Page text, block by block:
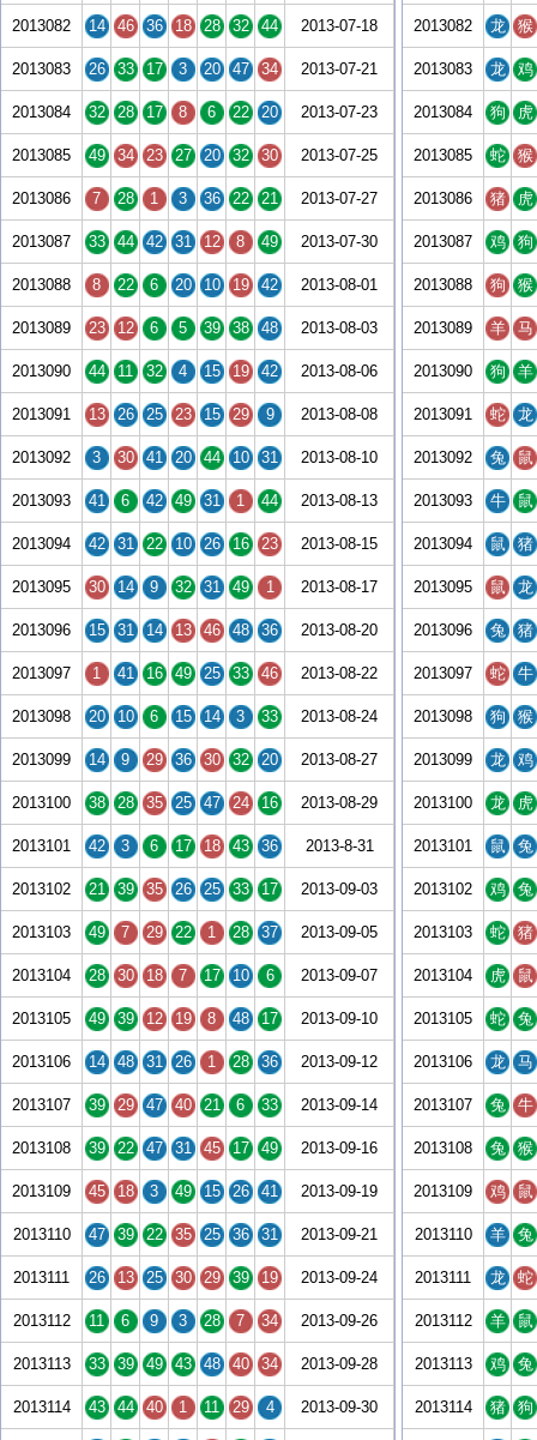
2013082 14 46 36 18 28 32 44 2013-07-18
2013083 26 33 17 3 20 47 34 2013-07-21
2013084 32 28 17 8 6 22 20 2013-07-23
2013085 49 34 23 27 20 32 30 2013-07-25
2013086 7 28 1 3 36 22 21 2013-07-27
2013087 33 44 42 31 12 8 49 2013-07-30
2013088 8 22 6 20 10 19 42 2013-08-01
2013089 23 12 6 5 39 38 48 2013-08-03
2013090 44 11 32 4 15 19 42 2013-08-06
2013091 13 26 25 23 15 29 9 2013-08-08
2013092 3 30 41 20 44 10 31 2013-08-10
2013093 41 6 42 49 31 1 44 2013-08-13
2013094 42 31 22 10 26 16 23 2013-08-15
2013095 30 14 9 32 31 49 1 2013-08-17
2013096 15 31 14 13 46 48 36 2013-08-20
2013097 1 41 16 49 25 33 46 2013-08-22
2013098 20 10 6 15 14 3 33 2013-08-24
2013099 14 9 29 36 30 32 20 2013-08-27
2013100 38 28 35 25 47 24 16 2013-08-29
2013101 42 3 6 17 18 43 36 2013-8-31
2013102 21 39 35 26 25 33 17 2013-09-03
2013103 49 7 29 22 1 28 37 2013-09-05
2013104 28 30 18 7 17 10 6 2013-09-07
2013105 49 39 12 19 8 48 17 2013-09-10
2013106 14 48 31 26 1 28 36 2013-09-12
2013107 39 29 47 40 21 6 33 2013-09-14
2013108 39 22 47 31 45 17 49 2013-09-16
2013109 45 18 3 49 15 26 41 2013-09-19
2013110 47 39 22 35 25 36 31 2013-09-21
2013111 26 13 25 30 29 39 19 2013-09-24
2013112 11 6 9 3 28 7 34 2013-09-26
2013113 33 39 49 43 48 40 34 2013-09-28
2013114 43 44 40 1 11 29 4 2013-09-30
2013082 龙 猴
2013083 龙 鸡
2013084 狗 虎
2013085 蛇 猴
2013086 猪 虎
2013087 鸡 狗
2013088 狗 猴
2013089 羊 马
2013090 狗 羊
2013091 蛇 龙
2013092 兔 鼠
2013093 牛 鼠
2013094 鼠 猪
2013095 鼠 龙
2013096 兔 猪
2013097 蛇 牛
2013098 狗 猴
2013099 龙 鸡
2013100 龙 虎
2013101 鼠 兔
2013102 鸡 兔
2013103 蛇 猪
2013104 虎 鼠
2013105 蛇 兔
2013106 龙 马
2013107 兔 牛
2013108 兔 猴
2013109 鸡 鼠
2013110 羊 兔
2013111 龙 蛇
2013112 羊 鼠
2013113 鸡 兔
2013114 猪 狗